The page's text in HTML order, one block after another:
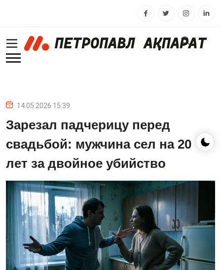
14.05.2026 15:39
Зарезал падчерицу перед
свадьбой: мужчина сел на 20
лет за двойное убийство